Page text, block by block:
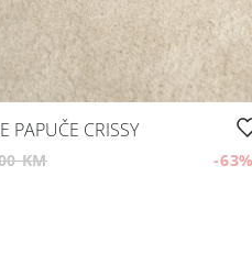
PAPUČE CRISSY
KM -63